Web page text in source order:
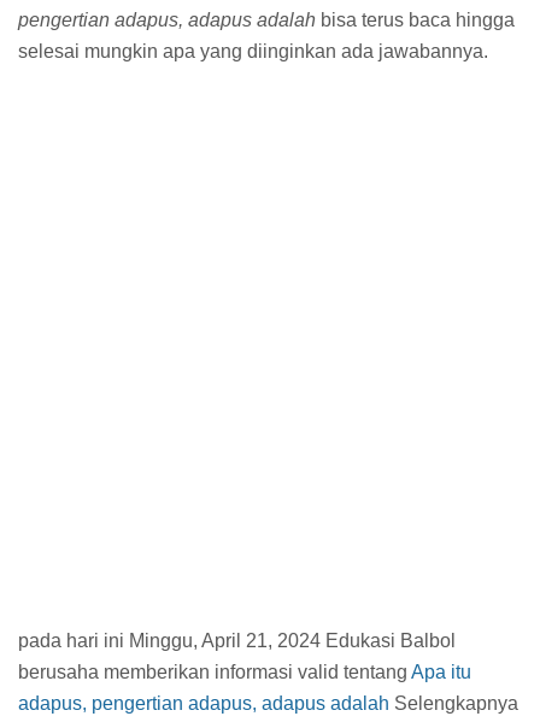
pengertian adapus, adapus adalah bisa terus baca hingga
selesai mungkin apa yang diinginkan ada jawabannya.
pada hari ini Minggu, April 21, 2024 Edukasi Balbol
berusaha memberikan informasi valid tentang Apa itu
adapus, pengertian adapus, adapus adalah Selengkapnya